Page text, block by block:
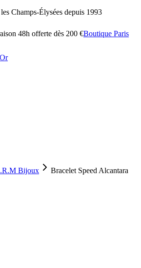
Champs-Élysées depuis 1993
48h offerte dès 200 €Boutique Paris
Bijoux
Bracelet Speed Alcantara